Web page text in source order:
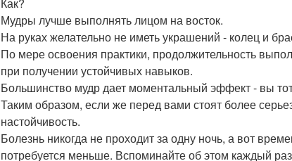
Мудры лучше выполнять лицом на восток.
На руках желательно не иметь украшений - колец и
По мере освоения практики, продолжительность
при получении устойчивых навыков.
Большинство мудр дает моментальный эффект - вы
Таким образом, если же перед вами стоят более
настойчивость.
Болезнь никогда не проходит за одну ночь, а вот
потребуется меньше. Вспоминайте об этом каждый